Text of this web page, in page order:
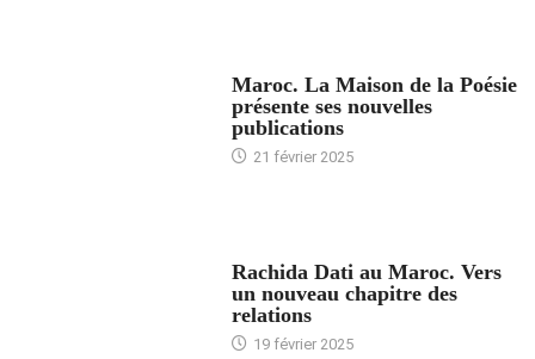
Maroc. La Maison de la Poésie
présente ses nouvelles
publications
21 février 2025
Rachida Dati au Maroc. Vers
un nouveau chapitre des
relations
19 février 2025